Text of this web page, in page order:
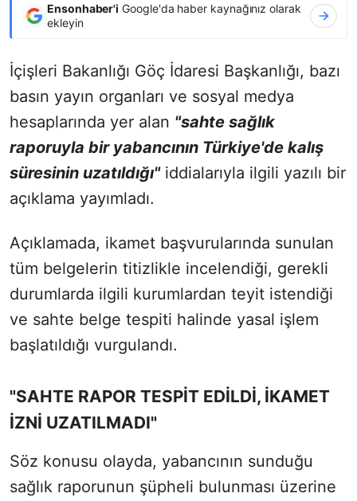
Ensonhaber'i Google'da haber kaynağınız olarak
ekleyin
İçişleri Bakanlığı Göç İdaresi Başkanlığı, bazı
basın yayın organları ve sosyal medya
hesaplarında yer alan "sahte sağlık
raporuyla bir yabancının Türkiye'de kalış
süresinin uzatıldığı"iddialarıyla ilgili yazılı bir
açıklama yayımladı.
Açıklamada, ikamet başvurularında sunulan
tüm belgelerin titizlikle incelendiği, gerekli
durumlarda ilgili kurumlardan teyit istendiği
ve sahte belge tespiti halinde yasal işlem
başlatıldığı vurgulandı.
"SAHTE RAPOR TESPİT EDİLDİ, İKAMET
İZNİ UZATILMADI"
Söz konusu olayda, yabancının sunduğu
sağlık raporunun şüpheli bulunması üzerine